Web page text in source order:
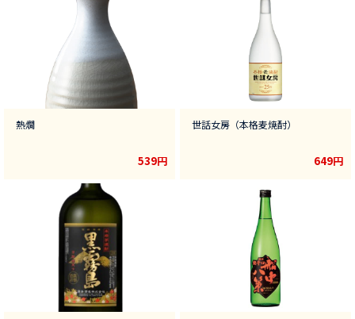
熱燗
539円
世話女房（本格麦焼酎）
649円